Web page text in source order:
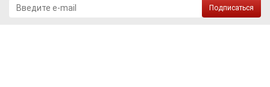
Подписаться